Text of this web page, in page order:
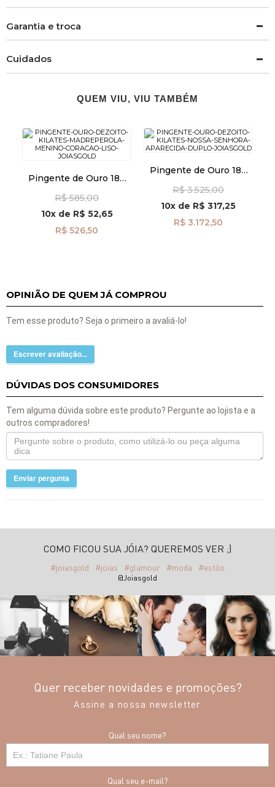
Garantia e troca
Cuidados
QUEM VIU, VIU TAMBÉM
Pingente de Ouro 18k
com Coração Liso
pi24488
R$ 585,00
10xde R$ 52,65
R$ 526,50
Pingente de Ouro 18k
Aparecida Duplo
pi22555
R$ 3.525,00
10x de R$ 317,25
R$ 3.172,50
OPINIÃO DE QUEM JÁ COMPROU
Tem esse produto? Seja o primeiro a avaliá-lo!
Escrever avaliação...
DÚVIDAS DOS CONSUMIDORES
Tem alguma dúvida sobre este produto? Pergunte ao lojista e a
outros compradores!
Enviar pergunta
COMO FICOU SUA JÓIA? QUEREMOS VER ;)
#joiasgold #joias #glamour #moda #estilo
@Joiasgold
Quer receber novidades e promoções?
Assine a nossa newsletter
Qual seu nome?
Qual seu e-mail?